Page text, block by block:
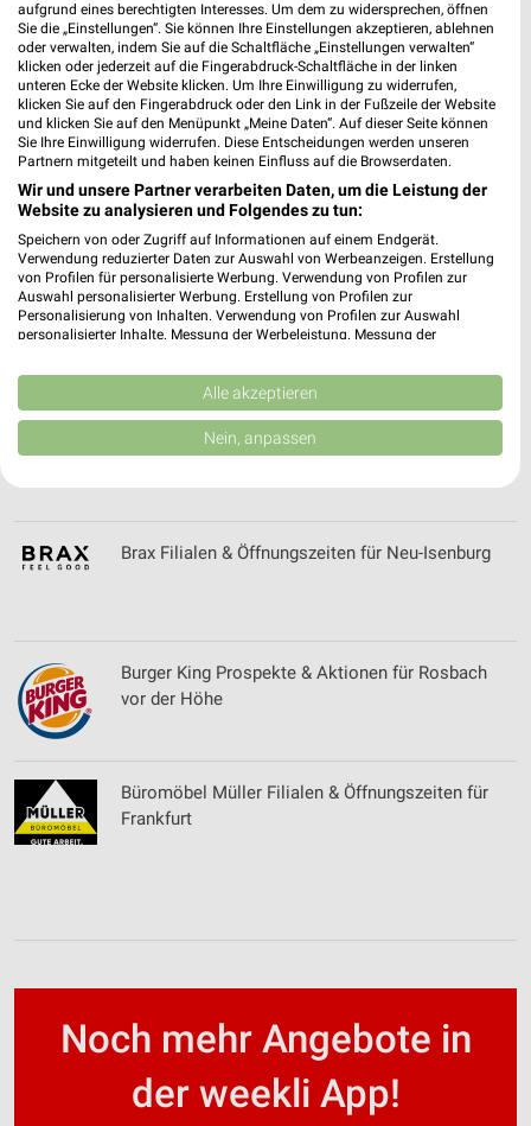
Blumen Risse Prospekte und Angebote für
Hanau
Body & Beach Online Prospekt für Frankfurt
bofrost* Prospekt der Woche für Altenstadt
Bolero Restaurant Zentrale Filialen &
Öffnungszeiten für Gießen
Brax Filialen & Öffnungszeiten für Neu-Isenburg
Burger King Prospekte & Aktionen für Rosbach
vor der Höhe
Büromöbel Müller Filialen & Öffnungszeiten für
Frankfurt
Noch mehr Angebote in
der weekli App!
aufgrund eines berechtigten Interesses. Um dem zu widersprechen, öffnen
Sie die „Einstellungen“. Sie können Ihre Einstellungen akzeptieren, ablehnen
oder verwalten, indem Sie auf die Schaltfläche „Einstellungen verwalten“
klicken oder jederzeit auf die Fingerabdruck-Schaltfläche in der linken
unteren Ecke der Website klicken. Um Ihre Einwilligung zu widerrufen,
klicken Sie auf den Fingerabdruck oder den Link in der Fußzeile der Website
und klicken Sie auf den Menüpunkt „Meine Daten“. Auf dieser Seite können
Sie Ihre Einwilligung widerrufen. Diese Entscheidungen werden unseren
Partnern mitgeteilt und haben keinen Einfluss auf die Browserdaten.
Wir und unsere Partner verarbeiten Daten, um die Leistung der
Website zu analysieren und Folgendes zu tun:
Speichern von oder Zugriff auf Informationen auf einem Endgerät.
Verwendung reduzierter Daten zur Auswahl von Werbeanzeigen. Erstellung
von Profilen für personalisierte Werbung. Verwendung von Profilen zur
Auswahl personalisierter Werbung. Erstellung von Profilen zur
Personalisierung von Inhalten. Verwendung von Profilen zur Auswahl
personalisierter Inhalte. Messung der Werbeleistung. Messung der
Kombinationen von Daten aus verschiedenen Quellen. Entwicklung und
Verbesserung der Angebote. Verwendung reduzierter Daten zur Auswahl
von Inhalten.
Daten können außerhalb der Europäischen Union weitergegeben und in die
USA gesendet werden.
Website/App.
Wir nutzen Ihre Daten für folgende Zwecke:
Verwendung reduzierter Daten zur Auswahl von
Werbeanzeigen
Werbung
Verwendung von Profilen zur Auswahl
personalisierter Werbung
personalisierter Inhalte
Messung der Werbeleistung
Messung der Performance von Inhalten
Alle akzeptieren
Nein, anpassen